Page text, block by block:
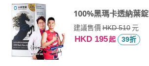
100%黑瑪卡透納葉錠
建議售價HKD 510元
HKD 195起 39折